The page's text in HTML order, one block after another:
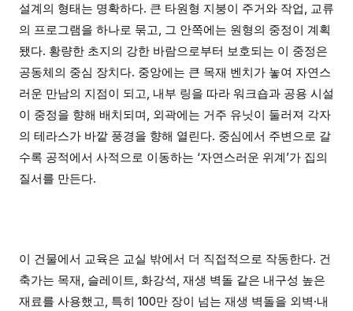
설계의 형태는 명확하다. 큰 타원형 지붕이 주거와 작업, 교류
의 프로그램을 하나로 묶고, 그 안쪽에는 원형의 중정이 계획
됐다. 황량한 초지의 강한 바람으로부터 보호되는 이 중정은
공동체의 중심 장치다. 중앙에는 큰 목재 벤치가 놓여 자연스
러운 만남의 지점이 되고, 내부 링을 따라 워크숍과 공용 시설
이 중정을 향해 배치되며, 외곽에는 거주 유닛이 둘러져 각자
의 테라스가 바깥 풍경을 향해 열린다. 중심에서 주변으로 갈
수록 공적에서 사적으로 이동하는 ‘자연스러운 위계’가 집의
질서를 만든다.
이 건물에서 교육은 교실 밖에서 더 직접적으로 작동한다. 건
축가는 목재, 슬레이트, 화강석, 재생 벽돌 같은 내구성 높은
재료를 사용했고, 특히 100만 장이 넘는 재생 벽돌을 외벽·내